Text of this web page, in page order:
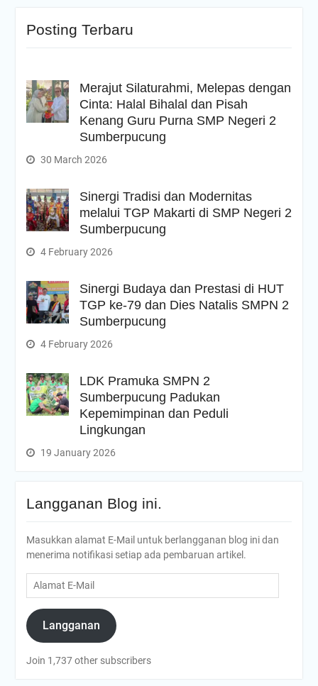
Posting Terbaru
Merajut Silaturahmi, Melepas dengan
Cinta: Halal Bihalal dan Pisah
Kenang Guru Purna SMP Negeri 2
Sumberpucung
30 March 2026
Sinergi Tradisi dan Modernitas
melalui TGP Makarti di SMP Negeri 2
Sumberpucung
4 February 2026
Sinergi Budaya dan Prestasi di HUT
TGP ke-79 dan Dies Natalis SMPN 2
Sumberpucung
4 February 2026
LDK Pramuka SMPN 2
Sumberpucung Padukan
Kepemimpinan dan Peduli
Lingkungan
19 January 2026
Langganan Blog ini.
Masukkan alamat E-Mail untuk berlangganan blog ini dan
menerima notifikasi setiap ada pembaruan artikel.
Alamat
Mail
Langganan
Join 1,737 other subscribers